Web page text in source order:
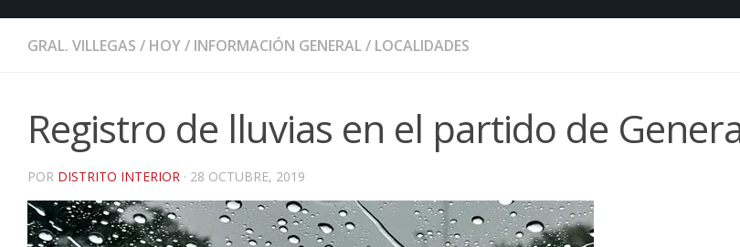
GRAL. VILLEGAS / HOY/ INFORMACIÓN GENERAL/ LOCALIDADES
Registro de lluvias en el partido de
POR DISTRITO INTERIOR · 28 OCTUBRE, 2019